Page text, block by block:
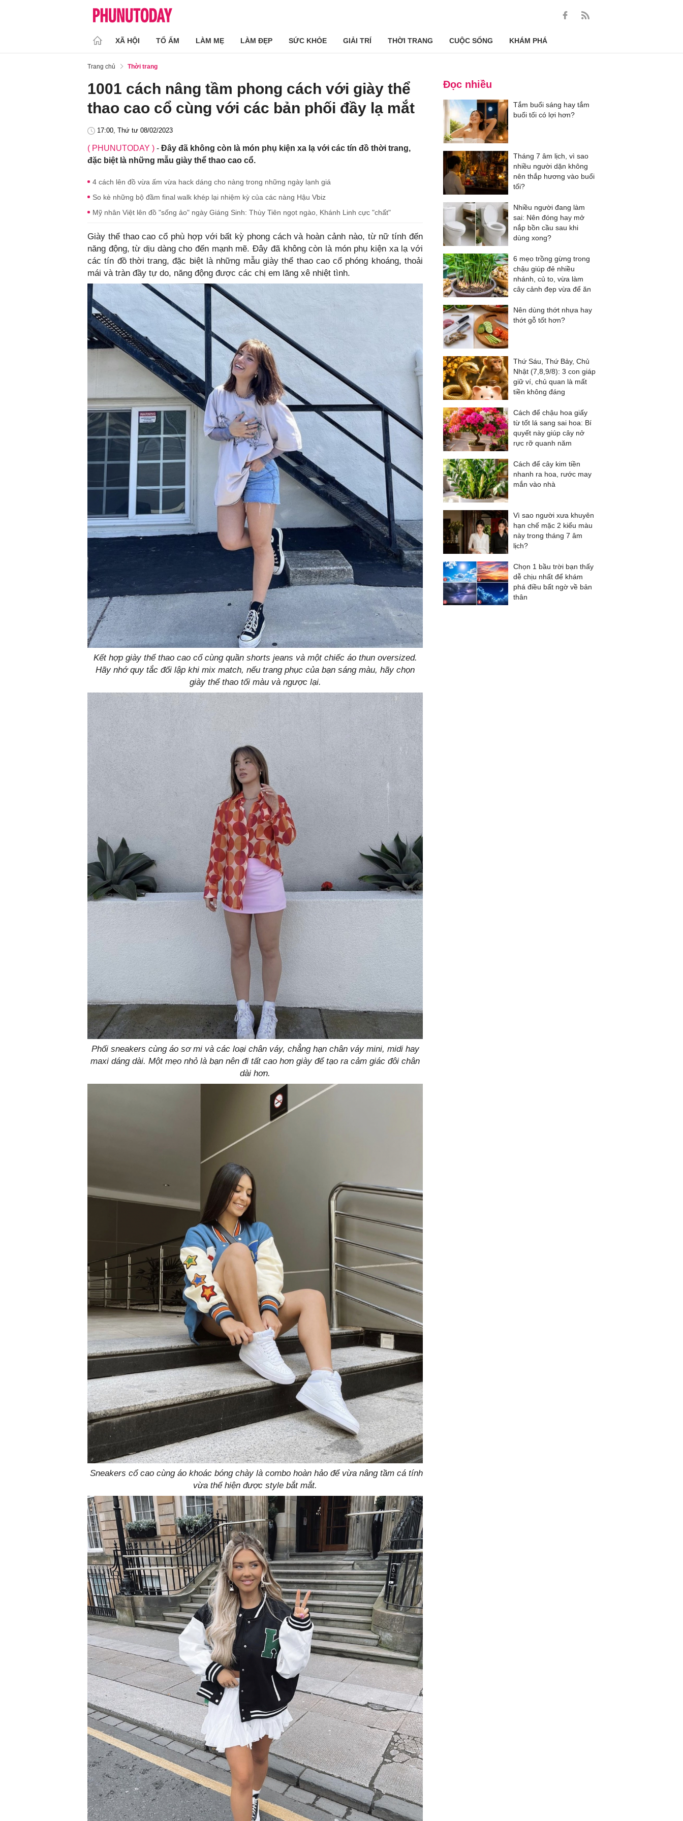
XÃ HỘI TỔ ẤM LÀM MẸ LÀM ĐẸP SỨC KHỎE GIẢI TRÍ THỜI TRANG CUỘC SỐNG KHÁM PHÁ
Trang chủ Thời trang
1001 cách nâng tầm phong cách với giày thể
thao cao cổ cùng với các bản phối đầy lạ mắt
17:00, Thứ tư 08/02/2023
( PHUNUTODAY ) - Đây đã không còn là món phụ kiện xa lạ với các tín đồ thời trang,
đặc biệt là những mẫu giày thể thao cao cổ.
4 cách lên đồ vừa ấm vừa hack dáng cho nàng trong những ngày lạnh giá
So kè những bộ đầm final walk khép lại nhiệm kỳ của các nàng Hậu Vbiz
Mỹ nhân Việt lên đồ "sống ảo" ngày Giáng Sinh: Thùy Tiên ngọt ngào, Khánh Linh cực "chất"
Giày thể thao cao cổ phù hợp với bất kỳ phong cách và hoàn cảnh nào, từ nữ tính đến
năng động, từ dịu dàng cho đến mạnh mẽ. Đây đã không còn là món phụ kiện xa lạ với
các tín đồ thời trang, đặc biệt là những mẫu giày thể thao cao cổ phóng khoáng, thoải
mái và tràn đầy tự do, năng động được các chị em lăng xê nhiệt tình.
Kết hợp giày thể thao cao cổ cùng quần shorts jeans và một chiếc áo thun oversized.
Hãy nhớ quy tắc đối lập khi mix match, nếu trang phục của bạn sáng màu, hãy chọn
giày thể thao tối màu và ngược lại.
Phối sneakers cùng áo sơ mi và các loại chân váy, chẳng hạn chân váy mini, midi hay
maxi dáng dài. Một mẹo nhỏ là bạn nên đi tất cao hơn giày để tạo ra cảm giác đôi chân
dài hơn.
Sneakers cổ cao cùng áo khoác bóng chày là combo hoàn hảo để vừa nâng tầm cá tính
vừa thể hiện được style bắt mắt.
Đọc nhiều
Tắm buổi sáng hay tắm
buổi tối có lợi hơn?
Tháng 7 âm lịch, vì sao
nhiều người dặn không
nên thắp hương vào buổi
tối?
Nhiều người đang làm
sai: Nên đóng hay mở
nắp bồn cầu sau khi
dùng xong?
6 mẹo trồng gừng trong
chậu giúp đẻ nhiều
nhánh, củ to, vừa làm
cây cảnh đẹp vừa để ăn
Nên dùng thớt nhựa hay
thớt gỗ tốt hơn?
Thứ Sáu, Thứ Bảy, Chủ
Nhật (7,8,9/8): 3 con giáp
giữ ví, chủ quan là mất
tiền không đáng
Cách để chậu hoa giấy
từ tốt lá sang sai hoa: Bí
quyết này giúp cây nở
rực rỡ quanh năm
Cách để cây kim tiền
nhanh ra hoa, rước may
mắn vào nhà
Vì sao người xưa khuyên
hạn chế mặc 2 kiểu màu
này trong tháng 7 âm
lịch?
Chọn 1 bầu trời bạn thấy
dễ chịu nhất để khám
phá điều bất ngờ về bản
thân